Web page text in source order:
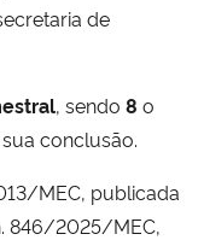
de
, sendo 8 o
conclusão.
MEC, publicada
846/2025/MEC,